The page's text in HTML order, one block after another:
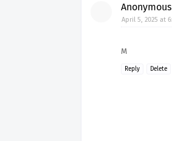
Anonymous
April 5, 2025 at
M
Reply Delete